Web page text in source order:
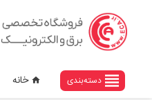
view_headline دسته‌بندی home خانه